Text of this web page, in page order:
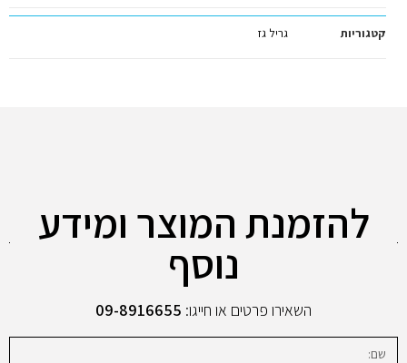
קטגוריות גריל גז
להזמנת המוצר ומידע
נוסף
השאירו פרטים או חייגו: 09-8916655